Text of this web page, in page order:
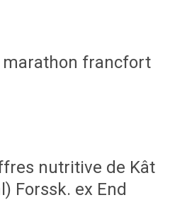
marathon francfort
nutritive de Kât
Forssk. ex End